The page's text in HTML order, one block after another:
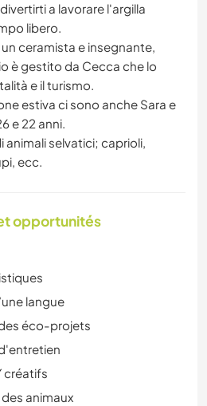
a lavorare l'argilla
libero.
ceramista e insegnante,
è gestito da Cecca che lo
e il turismo.
estiva ci sono anche Sara e
e 22 anni.
animali selvatici; caprioli,
ecc.
opportunités
langue
éco-projets
créatifs
animaux